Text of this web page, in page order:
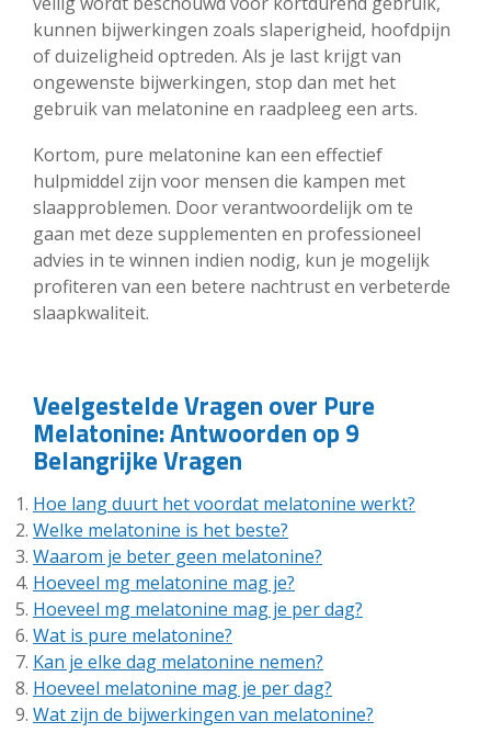
kunnen bijwerkingen zoals slaperigheid, hoofdpijn
of duizeligheid optreden. Als je last krijgt van
ongewenste bijwerkingen, stop dan met het
gebruik van melatonine en raadpleeg een arts.
Kortom, pure melatonine kan een effectief
hulpmiddel zijn voor mensen die kampen met
slaapproblemen. Door verantwoordelijk om te
gaan met deze supplementen en professioneel
advies in te winnen indien nodig, kun je mogelijk
profiteren van een betere nachtrust en verbeterde
slaapkwaliteit.
Veelgestelde Vragen over Pure
Melatonine: Antwoorden op 9
Belangrijke Vragen
Hoe lang duurt het voordat melatonine werkt?
Welke melatonine is het beste?
Waarom je beter geen melatonine?
Hoeveel mg melatonine mag je?
Hoeveel mg melatonine mag je per dag?
Wat is pure melatonine?
Kan je elke dag melatonine nemen?
Hoeveel melatonine mag je per dag?
Wat zijn de bijwerkingen van melatonine?